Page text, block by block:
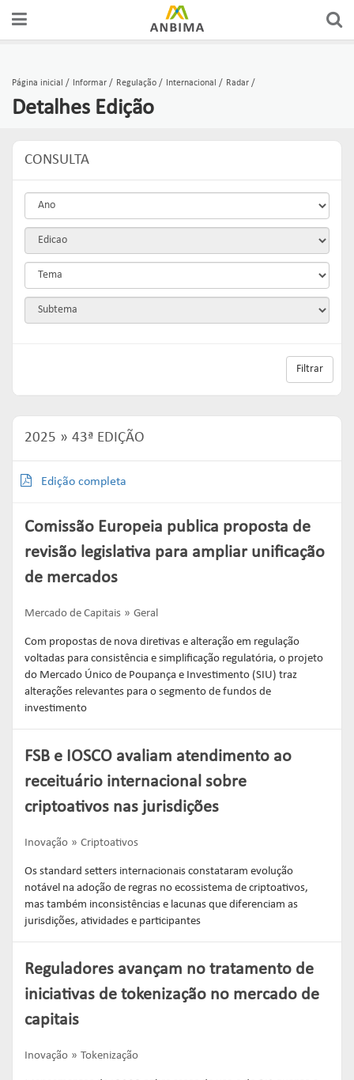
Página inicial Informar Regulação Internacional Radar
Detalhes Edição
CONSULTA
Filtrar
2025 43ª EDIÇÃO
Edição completa
Comissão Europeia publica proposta de
revisão legislativa para ampliar unificação
de mercados
Mercado de Capitais Geral
Com propostas de nova diretivas e alteração em regulação
voltadas para consistência e simplificação regulatória, o projeto
do Mercado Único de Poupança e Investimento (SIU) traz
alterações relevantes para o segmento de fundos de
investimento
FSB e IOSCO avaliam atendimento ao
receituário internacional sobre
criptoativos nas jurisdições
Inovação Criptoativos
Os standard setters internacionais constataram evolução
notável na adoção de regras no ecossistema de criptoativos,
mas também inconsistências e lacunas que diferenciam as
jurisdições, atividades e participantes
Reguladores avançam no tratamento de
iniciativas de tokenização no mercado de
capitais
Inovação Tokenização